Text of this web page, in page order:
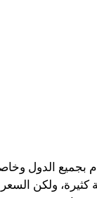
بجميع الدول
كثيرة، ولكن